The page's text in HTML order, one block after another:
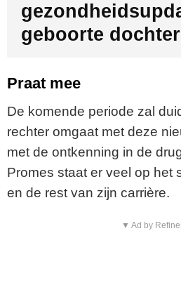
geboorte dochter
Praat mee
De komende periode zal
rechter omgaat met deze
met de ontkenning in de
Promes staat er veel op het
en de rest van zijn carrière.
▼ Ad by